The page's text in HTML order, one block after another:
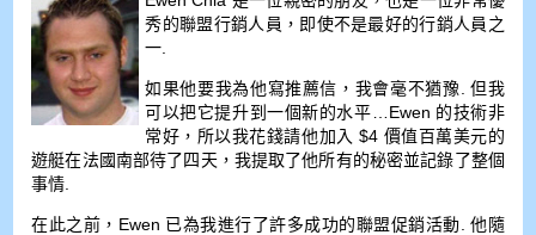
秀的聯盟行銷人員，即使不是最好的行銷人員之
一.
如果他要我為他寫推薦信，我會毫不猶豫. 但我
可以把它提升到一個新的水平…Ewen 的技術非
常好，所以我花錢請他加入 $4 價值百萬美元的
遊艇在法國南部待了四天，我提取了他所有的秘密並記錄了整個
事情.
在此之前，Ewen 已為我進行了許多成功的聯盟促銷活動. 他隨